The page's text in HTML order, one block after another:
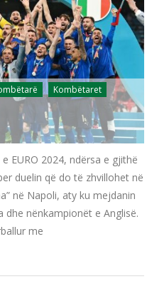
Kombëtaret
EURO 2024, ndërsa e gjithë
duelin që do të zhvillohet në
në Napoli, aty ku mejdanin
nënkampionët e Anglisë.
me